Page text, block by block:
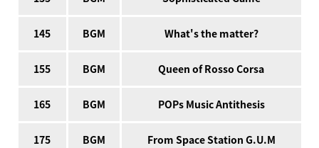
145 BGM What's the matter?
155 BGM Queen of Rosso Corsa
165 BGM POPs Music Antithesis
175 BGM From Space Station G.U.M